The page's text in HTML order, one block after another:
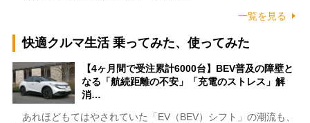
一覧を見る
快適クルマ生活 乗ってみた、使ってみた
【4ヶ月間で受注累計6000台】BEV普及の障壁と
なる「航続距離の不安」「充電のストレス」解
消…
あれほどもてはやされていた「EV（BEV）シフト」の潮流も、